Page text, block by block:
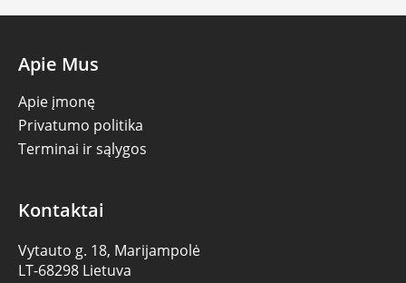
Apie Mus
Apie įmonę
Privatumo politika
Terminai ir sąlygos
Kontaktai
Vytauto g. 18, Marijampolė
LT-68298 Lietuva